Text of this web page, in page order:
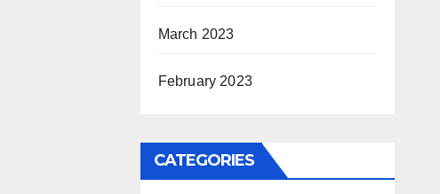
March 2023
February 2023
CATEGORIES